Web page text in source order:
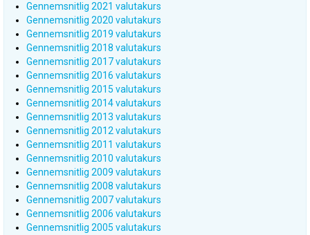
Gennemsnitlig 2021 valutakurs
Gennemsnitlig 2020 valutakurs
Gennemsnitlig 2019 valutakurs
Gennemsnitlig 2018 valutakurs
Gennemsnitlig 2017 valutakurs
Gennemsnitlig 2016 valutakurs
Gennemsnitlig 2015 valutakurs
Gennemsnitlig 2014 valutakurs
Gennemsnitlig 2013 valutakurs
Gennemsnitlig 2012 valutakurs
Gennemsnitlig 2011 valutakurs
Gennemsnitlig 2010 valutakurs
Gennemsnitlig 2009 valutakurs
Gennemsnitlig 2008 valutakurs
Gennemsnitlig 2007 valutakurs
Gennemsnitlig 2006 valutakurs
Gennemsnitlig 2005 valutakurs